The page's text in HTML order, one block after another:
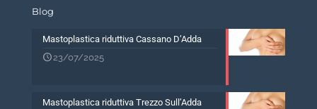
Blog
Mastoplastica riduttiva Cassano D’Adda
23/07/2025
Mastoplastica riduttiva Trezzo Sull’Adda